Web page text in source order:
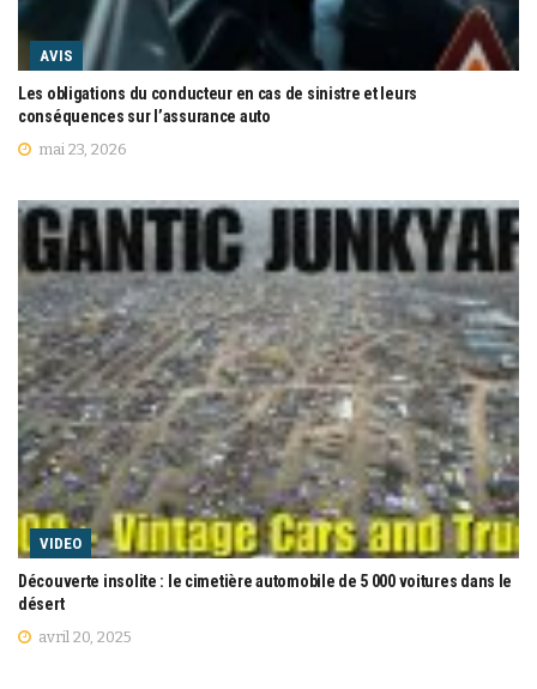
AVIS
Les obligations du conducteur en cas de sinistre et leurs
conséquences sur l’assurance auto
mai 23, 2026
VIDEO
Découverte insolite : le cimetière automobile de 5 000 voitures dans le
désert
avril 20, 2025